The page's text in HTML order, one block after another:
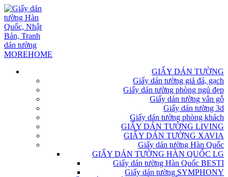
GIẤY DÁN TƯỜNG
Giấy dán tường giả đá, gạch
Giấy dán tường phòng ngủ đẹp
Giấy dán tường vân gỗ
Giấy dán tường 3d
Giấy dán tường phòng khách
GIẤY DÁN TƯỜNG LIVING
GIẤY DÁN TƯỜNG XAVIA
Giấy dán tường Hàn Quốc
GIẤY DÁN TƯỜNG HÀN QUỐC LG
Giấy dán tường Hàn Quốc BESTI
Giấy dán tường SYMPHONY